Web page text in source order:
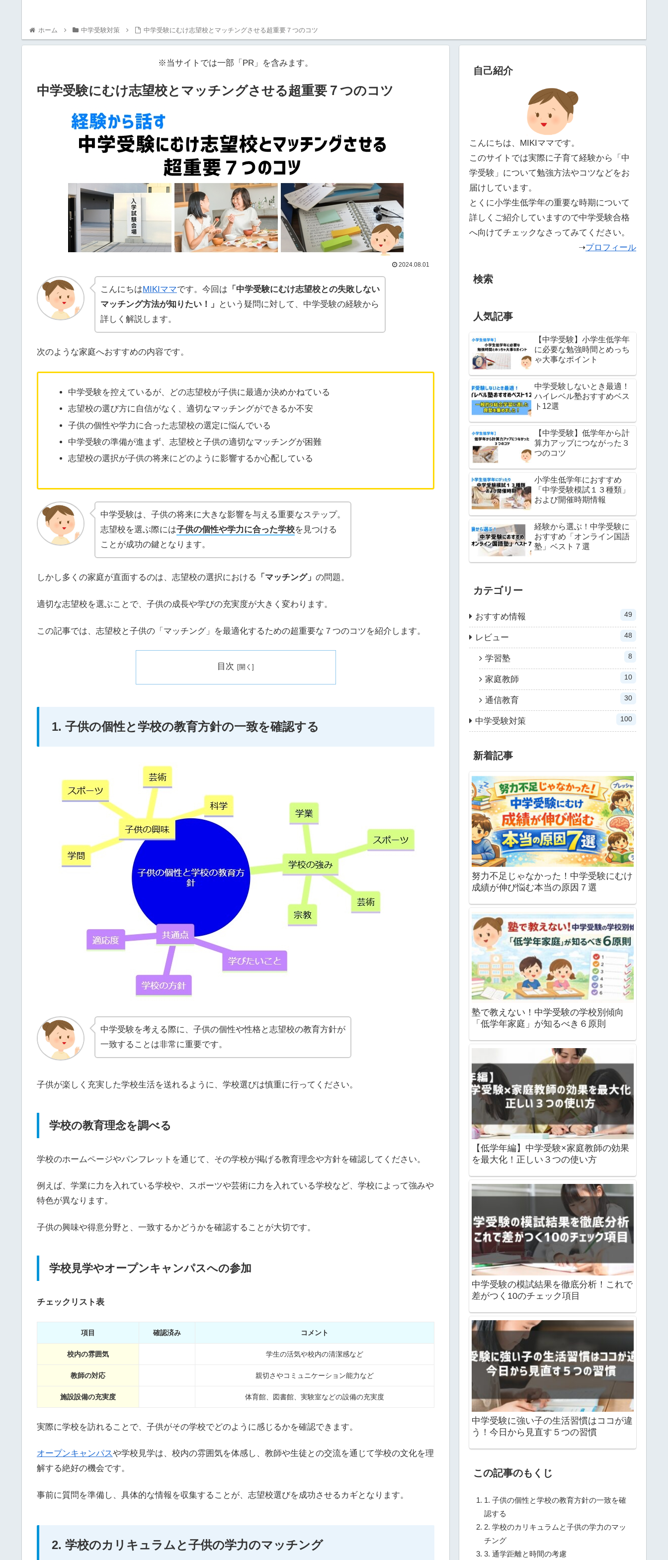
ホーム 中学受験対策 中学受験にむけ志望校とマッチングさせる超重要７つのコツ
※当サイトでは一部「PR」を含みます。
中学受験にむけ志望校とマッチングさせる超重要７つのコツ
2024.08.01
こんにちはMIKIママです。今回は 「中学受験にむけ志望校との失敗しない
マッチング方法が知りたい！
」
という疑問に対して、中学受験の経験から
詳しく解説します。
次のような家庭へおすすめの内容です。
中学受験を控えているが、どの志望校が子供に最適か決めかねている
志望校の選び方に自信がなく、適切なマッチングができるか不安
子供の個性や学力に合った志望校の選定に悩んでいる
中学受験の準備が進まず、志望校と子供の適切なマッチングが困難
志望校の選択が子供の将来にどのように影響するか心配している
中学受験は、子供の将来に大きな影響を与える重要なステップ。
志望校を選ぶ際には子供の個性や学力に合った学校を見つける
ことが成功の鍵となります。
しかし多くの家庭が直面するのは、志望校の選択における 「マッチング」 の問題。
適切な志望校を選ぶことで、子供の成長や学びの充実度が大きく変わります。
この記事では、志望校と子供の「マッチング」を最適化するための超重要な７つのコツを紹介します。
目次
1. 子供の個性と学校の教育方針の一致を確認する
中学受験を考える際に、子供の個性や性格と志望校の教育方針が
一致することは非常に重要です。
子供が楽しく充実した学校生活を送れるように、学校選びは慎重に行ってください。
学校の教育理念を調べる
学校のホームページやパンフレットを通じて、その学校が掲げる教育理念や方針を確認してください。
例えば、学業に力を入れている学校や、スポーツや芸術に力を入れている学校など、学校によって強みや
特色が異なります。
子供の興味や得意分野と、一致するかどうかを確認することが大切です。
学校見学やオープンキャンパスへの参加
チェックリスト表
項目 確認済み コメント
校内の雰囲気 学生の活気や校内の清潔感など
教師の対応 親切さやコミュニケーション能力など
施設設備の充実度 体育館、図書館、実験室などの設備の充実度
実際に学校を訪れることで、子供がその学校でどのように感じるかを確認できます。
オープンキャンパスや学校見学は、校内の雰囲気を体感し、教師や生徒との交流を通じて学校の文化を理
解する絶好の機会です。
事前に質問を準備し、具体的な情報を収集することが、志望校選びを成功させるカギとなります。
2. 学校のカリキュラムと子供の学力のマッチング
自己紹介
こんにちは、MIKIママです。
このサイトでは実際に子育て経験から「中
学受験」について勉強方法やコツなどをお
届けしています。
とくに小学生低学年の重要な時期について
詳しくご紹介していますので中学受験合格
へ向けてチェックなさってみてください。
➝プロフィール
検索
人気記事
【中学受験】小学生低学年
に必要な勉強時間とめっち
ゃ大事なポイント
中学受験しないとき最適！
ハイレベル塾おすすめベス
ト12選
【中学受験】低学年から計
算力アップにつながった３
つのコツ
小学生低学年におすすめ
「中学受験模試１３種類」
および開催時期情報
経験から選ぶ！中学受験に
おすすめ「オンライン国語
塾」ベスト７選
カテゴリー
おすすめ情報 49
レビュー 48
学習塾 8
家庭教師 10
通信教育 30
中学受験対策 100
新着記事
努力不足じゃなかった！中学受験にむけ
成績が伸び悩む本当の原因７選
塾で教えない！中学受験の学校別傾向
「低学年家庭」が知るべき６原則
【低学年編】中学受験×家庭教師の効果
を最大化！正しい３つの使い方
中学受験の模試結果を徹底分析！これで
差がつく10のチェック項目
中学受験に強い子の生活習慣はココが違
う！今日から見直す５つの習慣
この記事のもくじ
1. 子供の個性と学校の教育方針の一致を確
認する
2. 学校のカリキュラムと子供の学力のマッ
チング
3. 通学距離と時間の考慮